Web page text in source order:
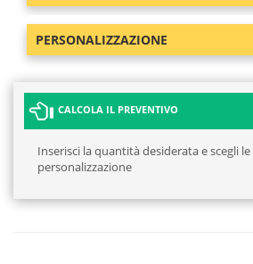
PERSONALIZZAZIONE
CALCOLA IL PREVENTIVO
Inserisci la quantità desiderata e scegli
personalizzazione